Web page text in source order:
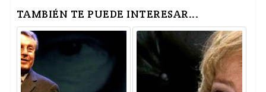
TAMBIÉN TE PUEDE INTERESAR...